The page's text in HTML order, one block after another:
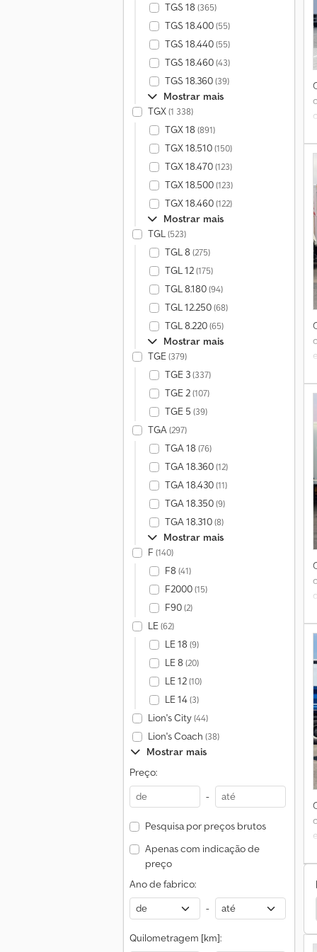
TGS 18 (365)
TGS 18.400(55)
TGS 18.440(55)
TGS 18.460(43)
TGS 18.360(39)
Mostrar mais
TGX(1 338)
TGX 18 (891)
TGX 18.510(150)
TGX 18.470(123)
TGX 18.500(123)
TGX 18.460(122)
Mostrar mais
TGL(523)
TGL 8 (275)
TGL 12(175)
TGL 8.180(94)
TGL 12.250(68)
TGL 8.220(65)
Mostrar mais
TGE(379)
TGE 3(337)
TGE 2(107)
TGE 5 (39)
TGA(297)
TGA 18 (76)
TGA 18.360(12)
TGA 18.430(11)
TGA 18.350(9)
TGA 18.310(8)
Mostrar mais
F (140)
F8 (41)
F2000(15)
F90(2)
LE(62)
LE 18 (9)
LE 8 (20)
LE 12(10)
LE 14(3)
Lion's City(44)
Lion's Coach (38)
Mostrar mais
Preço:
-
Pesquisa por preços brutos
Apenas com indicação de
preço
Ano de fabrico:
-
Quilometragem [km]:
Iveco Eurocargo 120 Caminhões